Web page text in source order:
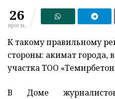
26
просм.
К такому правильному
стороны: акимат города,
участка ТОО
В Доме